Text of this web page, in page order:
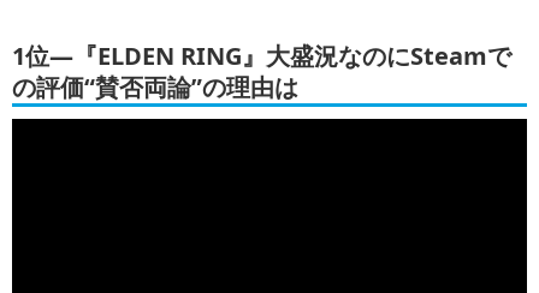
1位―『ELDEN RING』大盛況なのにSteamで
の評価“賛否両論”の理由は